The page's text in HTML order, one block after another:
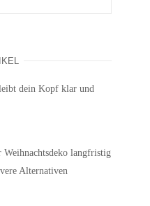
dein Kopf klar und
Weihnachtsdeko langfristig
Alternativen